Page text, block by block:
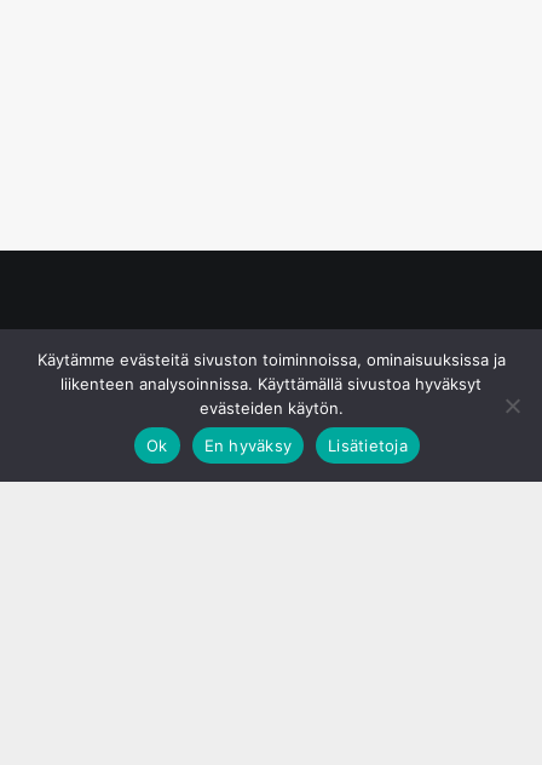
Käytämme evästeitä sivuston toiminnoissa, ominaisuuksissa ja
liikenteen analysoinnissa. Käyttämällä sivustoa hyväksyt
evästeiden käytön.
Ok
En hyväksy Lisätietoja